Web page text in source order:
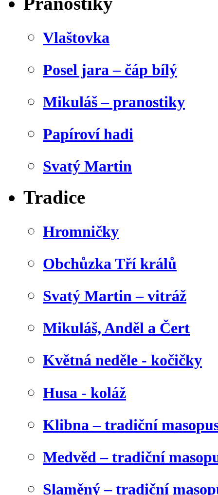
Vlaštovka
Posel jara – čáp bílý
Mikuláš – pranostiky
Papíroví hadi
Svatý Martin
Tradice
Hromničky
Obchůzka Tří králů
Svatý Martin – vitráž
Mikuláš, Anděl a Čert
Květná neděle - kočičky
Husa - koláž
Klibna – tradiční
Medvěd – tradiční
Slaměný – tradiční